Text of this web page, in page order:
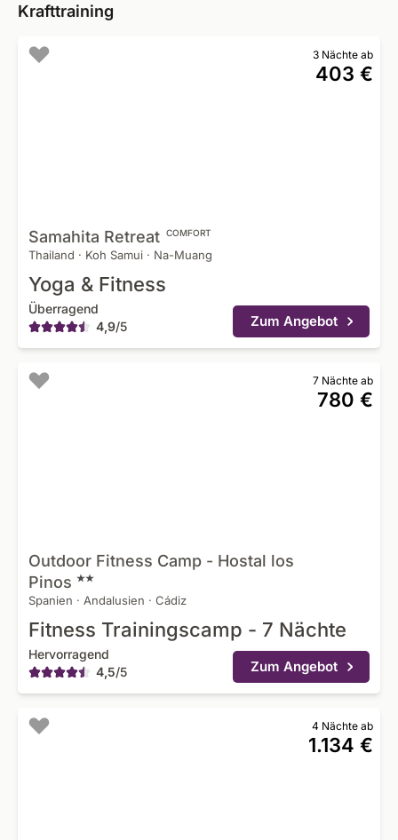
Krafttraining
3 Nächte ab
403 €
Samahita Retreat COMFORT
Thailand · Koh Samui · Na-Muang
Yoga & Fitness
Überragend
4,9/5 Zum Angebot
7 Nächte ab
780 €
Outdoor Fitness Camp - Hostal los
Pinos
Spanien · Andalusien · Cádiz
Fitness Trainingscamp - 7 Nächte
Hervorragend
4,5/5 Zum Angebot
4 Nächte ab
1.134 €